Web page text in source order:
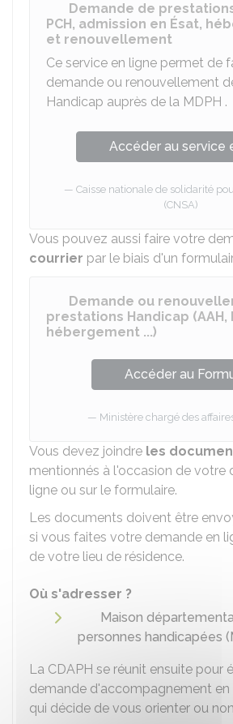
Demande de prestations
PCH, admission en Ésat,
et renouvellement
Ce service en ligne permet de
demande ou renouvellement
Handicap auprès de la MDPH .
Accéder au service
Caisse nationale de solidarité
(CNSA)
Vous pouvez aussi faire votre
courrier par le biais d'un
Demande ou
prestations Handicap (AAH,
hébergement ...)
Accéder au
Ministère chargé des
Vous devez joindre les
mentionnés à l'occasion de votre
ligne ou sur le formulaire.
Les documents doivent être
si vous faites votre demande en
de votre lieu de résidence.
Où s'adresser ?
Maison
personnes handicapées
La CDAPH se réunit ensuite pour
demande d'accompagnement en
qui décide de vous orienter ou